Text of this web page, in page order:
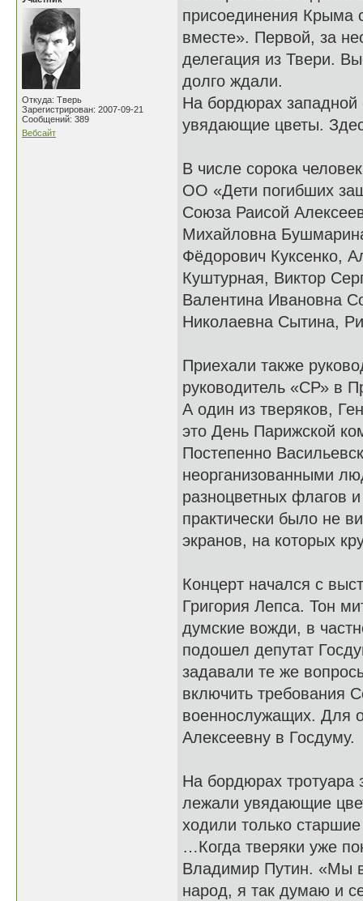
Откуда: Тверь
Зарегистрирован: 2007-09-21
Сообщений: 389
Вебсайт
присоединения Крыма
вместе». Первой, за
делегация из Твери.
долго ждали.
На бордюрах
увядающие цветы.
В числе сорока
ОО «Дети погибших
Союза Раисой
Михайловна
Фёдорович Куксенко,
Куштурная, Виктор
Валентина Ивановна
Николаевна Сытина,
Приехали также
руководитель «СР» в
А один из тверяков,
это День Парижской
Постепенно
неорганизованными
разноцветных флагов
практически было не
экранов, на которых
Концерт начался с
Григория Лепса. Тон
думские вожди, в
подошел депутат
задавали те же
включить требования
военнослужащих. Для
Алексеевну в Госдуму.
На бордюрах тротуара
лежали увядающие
ходили только
…Когда тверяки уже
Владимир Путин. «Мы
народ, я так думаю и